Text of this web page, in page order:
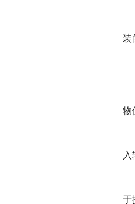
装
物
于